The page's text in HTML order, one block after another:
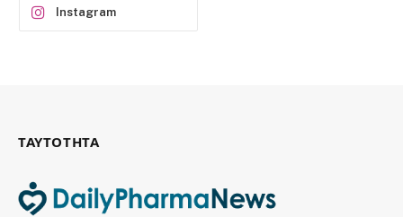
Instagram
ΤΑΥΤΟΤΗΤΑ